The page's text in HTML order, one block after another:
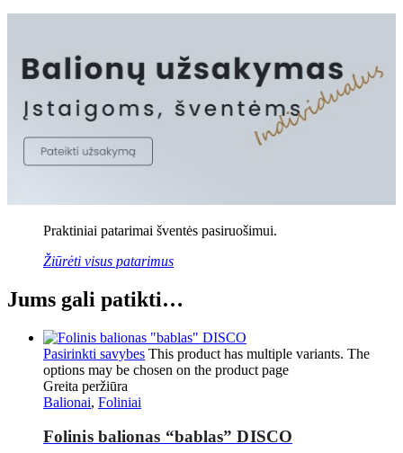
Praktiniai patarimai šventės pasiruošimui.
Žiūrėti visus patarimus
Jums gali patikti…
Pasirinkti savybes This product has multiple variants. The
options may be chosen on the product page
Greita peržiūra
Balionai, Foliniai
Folinis balionas “bablas” DISCO